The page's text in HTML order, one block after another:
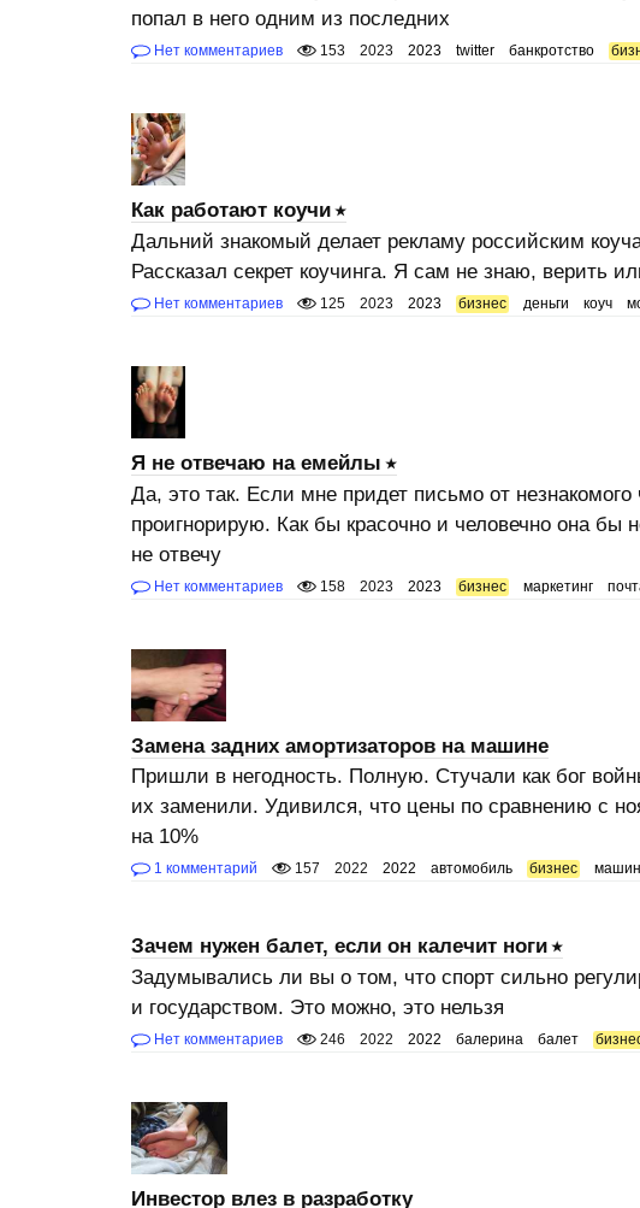
попал в него одним из последних
Нет комментариев 153 2023 2023 twitter банкротство
Как работают коучи
Дальний знакомый делает рекламу российским
Рассказал секрет коучинга. Я сам не знаю, верить
Нет комментариев 125 2023 2023 бизнес деньги коуч
Я не отвечаю на емейлы
Да, это так. Если мне придет письмо от незнакомого
проигнорирую. Как бы красочно и человечно она бы
не отвечу
Нет комментариев 158 2023 2023 бизнес маркетинг
Замена задних амортизаторов на машине
Пришли в негодность. Полную. Стучали как бог
их заменили. Удивился, что цены по сравнению с
на 10%
1 комментарий 157 2022 2022 автомобиль бизнес
Зачем нужен балет, если он калечит ноги
Задумывались ли вы о том, что спорт сильно
и государством. Это можно, это нельзя
Нет комментариев 246 2022 2022 балерина балет
Инвестор влез в разработку